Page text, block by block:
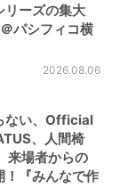
リーズの集大
パシフィコ横
2026.08.06
ない、Official
、人間椅
来場者からの
！『みんなで作